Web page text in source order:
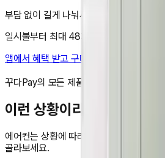
부담 없이 길게 나눠서. 지금 앱에서 렌탈
일시불부터 최대 48개월 무이자 할부도
앱에서 혜택 받고 구매하기
꾸다Pay의 모든 제품은 국내 정품입니다.
이런 상황이라면
에어컨는 상황에 따라 봐야 할 기준이 달
골라보세요.